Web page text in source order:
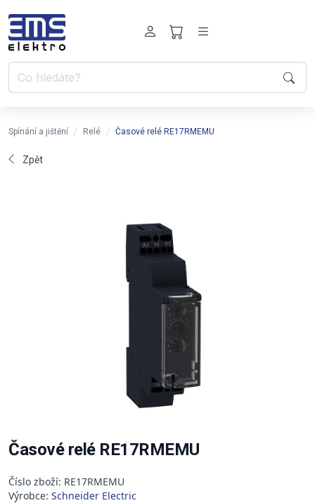
Spínání a jištění Relé Časové relé RE17RMEMU
Zpět
Časové relé RE17RMEMU
Číslo zboží: RE17RMEMU
Výrobce: Schneider Electric